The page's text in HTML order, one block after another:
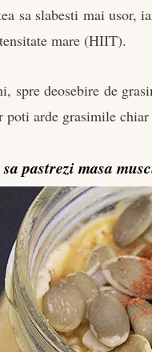
sa slabesti mai usor,
mare (HIIT).
spre deosebire de
arde grasimile
pastrezi masa